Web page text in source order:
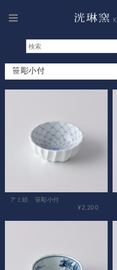
笹彫小付
アミ絵 笹彫小付
¥2,200